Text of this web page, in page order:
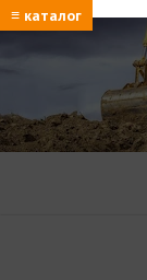
≡ каталог